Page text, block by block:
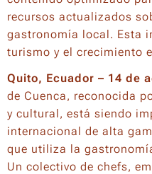
recursos actualizados
gastronomía local. Esta
turismo y el crecimiento
Quito, Ecuador – 14 de
de Cuenca, reconocida
y cultural, está siendo
internacional de alta
que utiliza la
Un colectivo de chefs,